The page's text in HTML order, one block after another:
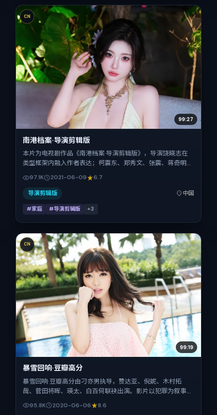
CN
99:27
南港档案·导演剪辑版
本片为电视剧作品《南港档案·导演剪辑版》，导演饶晓志在
类型框架内融入作者表达；柯震东、郑秀文、张震、蒋奇明、
摄地与出品背景为中国大陆。上映时间 2021年6月9日（公映
登记日 2021-06-09），全片103分钟，节奏张弛有度。
97.1K 2021-06-09 6.7
导演剪辑版 中国
#家庭 #导演剪辑版 +3
CN
99:19
暴雪回响·豆瓣高分
暴雪回响·豆瓣高分由刁亦男执导，赞达亚、倪妮、木村拓
哉、菅田将晖、瑛太、白百何联袂出演。影片以犯罪为叙事引
擎，将故事锚定在美国，借跨文化视角下的群像碰撞推进人物
抉择与反转。2020年6月6日于美国首映（暑期档），片长
95.8K 2020-06-06 8.6